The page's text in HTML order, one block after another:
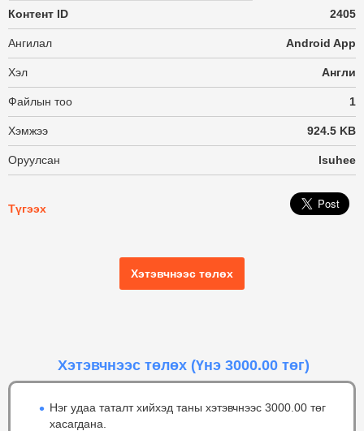
Контент ID 2405
Ангилал Android App
Хэл Англи
Файлын тоо 1
Хэмжээ 924.5 KB
Оруулсан lsuhee
Түгээх
Хэтэвчнээс төлөх
Хэтэвчнээс төлөх (Үнэ 3000.00 төг)
Нэг удаа таталт хийхэд таны хэтэвчнээс 3000.00 төг
хасагдана.